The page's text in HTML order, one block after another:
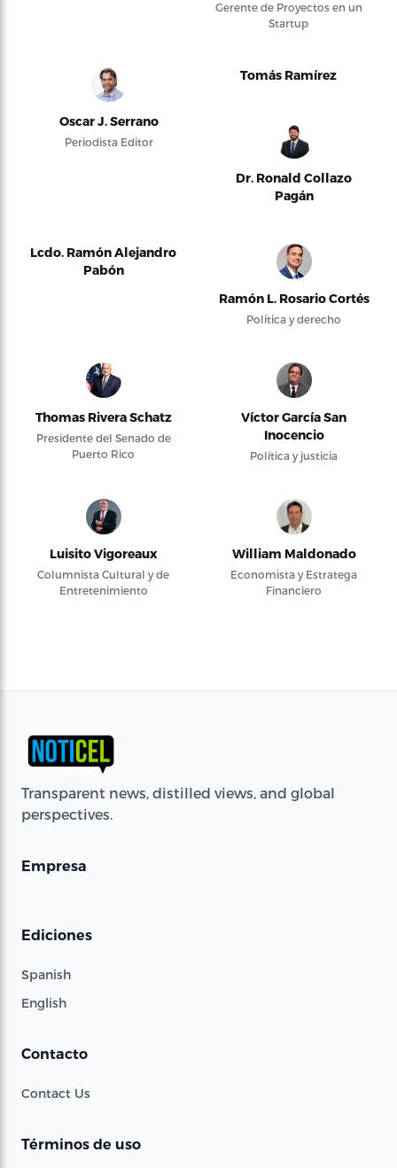
Gerente de Proyectos en un
Startup
Oscar J. Serrano
Periodista Editor
Tomás Ramírez
Dr. Ronald Collazo
Pagán
Lcdo. Ramón Alejandro
Pabón
Ramón L. Rosario Cortés
Política y derecho
Thomas Rivera Schatz
Presidente del Senado de
Puerto Rico
Víctor García San
Inocencio
Política y justicia
Luisito Vigoreaux
Columnista Cultural y de
Entretenimiento
William Maldonado
Economista y Estratega
Financiero
Transparent news, distilled views, and global
perspectives.
Empresa
Ediciones
Spanish
English
Contacto
Contact Us
Términos de uso